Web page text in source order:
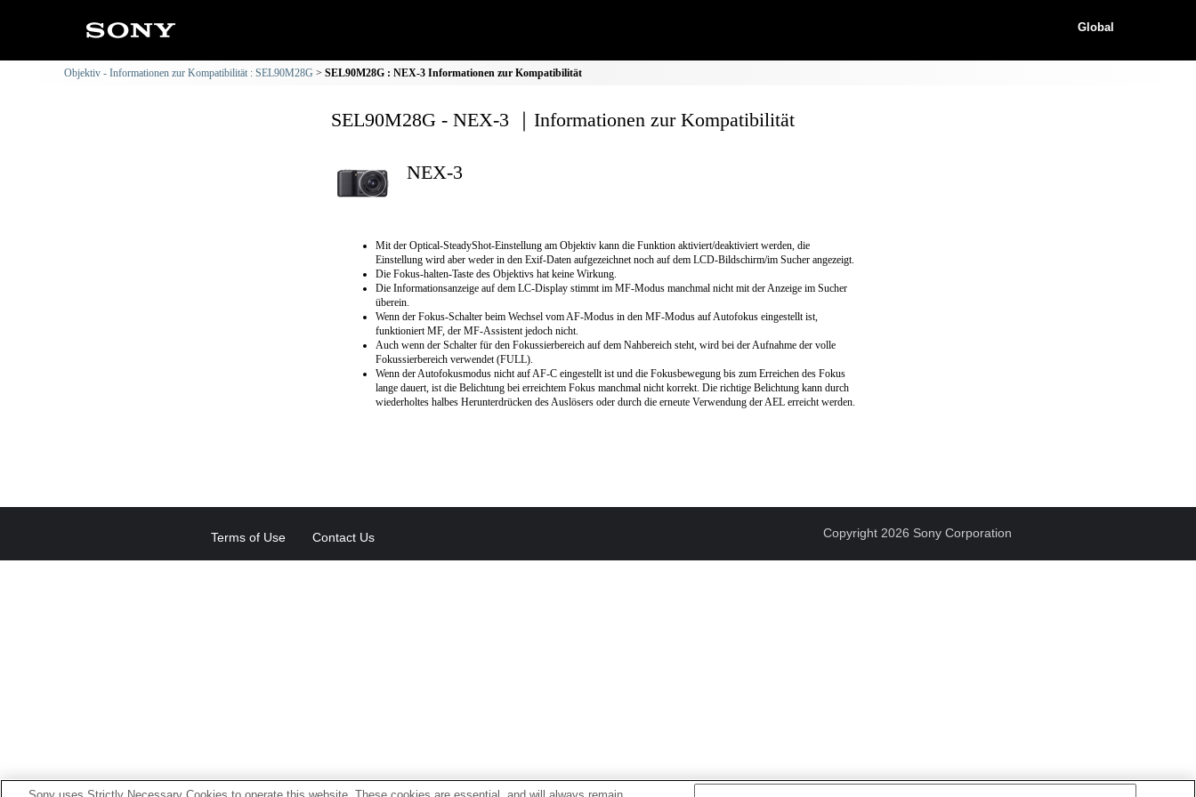
Global
Objektiv - Informationen zur Kompatibilität : SEL90M28G SEL90M28G : NEX-3 Informationen zur Kompatibilität
SEL90M28G - NEX-3 ｜Informationen zur Kompatibilität
NEX-3
Mit der Optical-SteadyShot-Einstellung am Objektiv kann die Funktion aktiviert/deaktiviert werden, die
Einstellung wird aber weder in den Exif-Daten aufgezeichnet noch auf dem LCD-Bildschirm/im Sucher angezeigt.
Die Fokus-halten-Taste des Objektivs hat keine Wirkung.
Die Informationsanzeige auf dem LC-Display stimmt im MF-Modus manchmal nicht mit der Anzeige im Sucher
überein.
Wenn der Fokus-Schalter beim Wechsel vom AF-Modus in den MF-Modus auf Autofokus eingestellt ist,
funktioniert MF, der MF-Assistent jedoch nicht.
Auch wenn der Schalter für den Fokussierbereich auf dem Nahbereich steht, wird bei der Aufnahme der volle
Fokussierbereich verwendet (FULL).
Wenn der Autofokusmodus nicht auf AF-C eingestellt ist und die Fokusbewegung bis zum Erreichen des Fokus
lange dauert, ist die Belichtung bei erreichtem Fokus manchmal nicht korrekt. Die richtige Belichtung kann durch
wiederholtes halbes Herunterdrücken des Auslösers oder durch die erneute Verwendung der AEL erreicht werden.
Terms of Use Contact Us Copyright 2026 Sony Corporation